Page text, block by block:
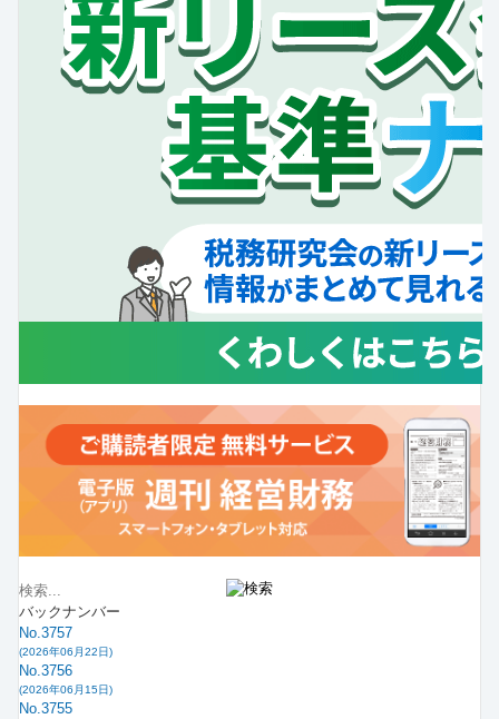
バックナンバー
No.3757
(2026年06月22日)
No.3756
(2026年06月15日)
No.3755